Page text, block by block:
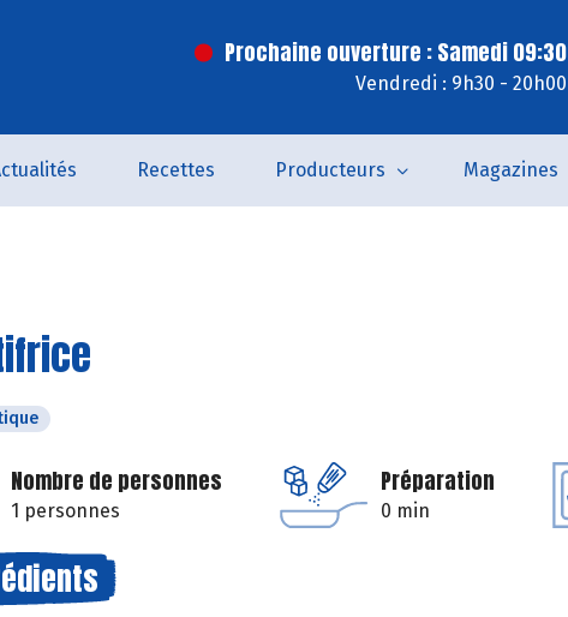
Prochaine ouverture : Samedi 09:30
Vendredi : 9h30 - 20h00
Recettes Producteurs Magazines
Nombre de personnes
1 personnes
Préparation
0 min